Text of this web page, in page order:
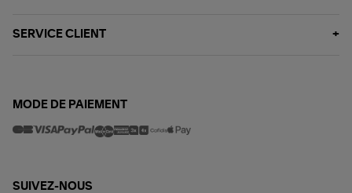
SERVICE CLIENT
MODE DE PAIEMENT
SUIVEZ-NOUS